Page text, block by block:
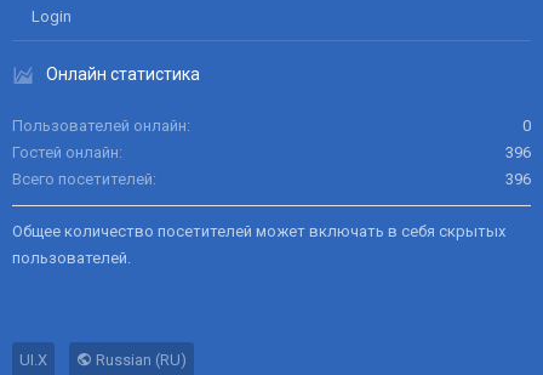
Login
Онлайн статистика
Пользователей онлайн
0
Гостей онлайн
396
Всего посетителей
396
Общее количество посетителей может включать в себя скрытых
пользователей.
UI.X Russian (RU)